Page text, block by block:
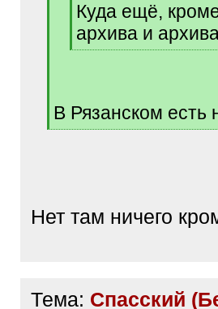
Куда ещё,
архива и
[
В Рязанском есть
[
Нет там ничего
Тема: Спасский